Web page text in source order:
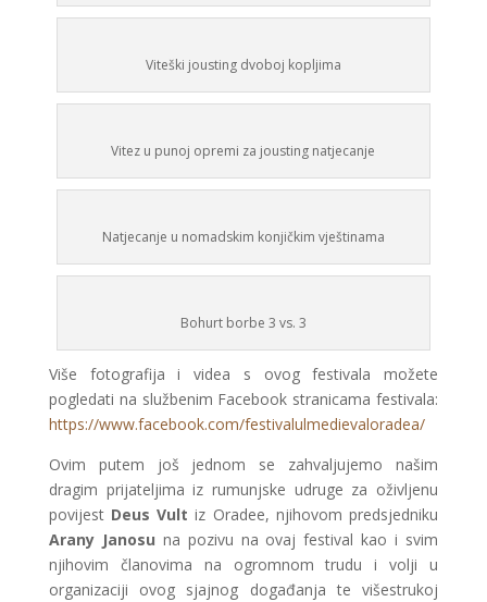
Viteški jousting dvoboj kopljima
Vitez u punoj opremi za jousting natjecanje
Natjecanje u nomadskim konjičkim vještinama
Bohurt borbe 3 vs. 3
Više fotografija i videa s ovog festivala možete
pogledati na službenim Facebook stranicama festivala:
https://www.facebook.com/festivalulmedievaloradea/
Ovim putem još jednom se zahvaljujemo našim
dragim prijateljima iz rumunjske udruge za oživljenu
povijest Deus Vult iz Oradee, njihovom predsjedniku
Arany Janosu na pozivu na ovaj festival kao i svim
njihovim članovima na ogromnom trudu i volji u
organizaciji ovog sjajnog događanja te višestrukoj